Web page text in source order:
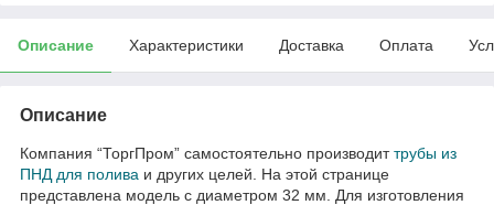
Описание Характеристики Доставка Оплата
Описание
Компания “ТоргПром” самостоятельно производиттрубы из
ПНД для полива и других целей. На этой странице
представлена модель с диаметром 32 мм. Для изготовления